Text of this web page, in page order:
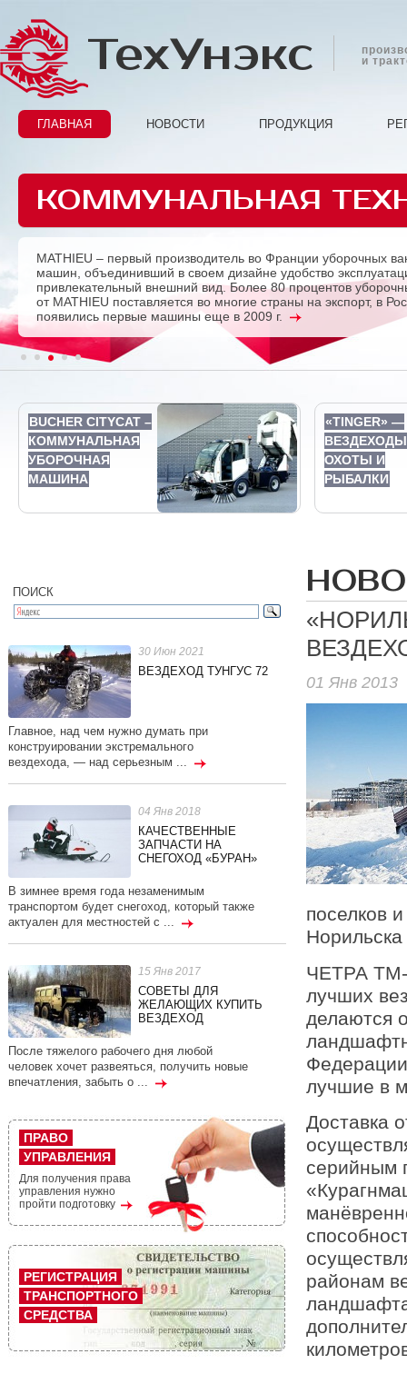
ТехУнэкс
и
ГЛАВНАЯ НОВОСТИ ПРОДУКЦИЯ
КОММУНАЛЬНАЯ
MATHIEU – первый производитель во Франции уборочных
машин, объединивший в своем дизайне удобство
привлекательный внешний вид. Более 80 процентов
от MATHIEU поставляется во многие страны на экспорт, в
появились первые машины еще в 2009 г.
Previous
1 2 3 4 5
BUCHER CITYCAT –
КОММУНАЛЬНАЯ
УБОРОЧНАЯ
МАШИНА
«TINGER» —
ОХОТЫ И
РЫБАЛКИ
01 Янв 2013
поселков
Норильска
ЧЕТРА ТМ-
лучших
делаются
лучшие в
Доставка
серийным
районам
ПОИСК
30 Июн 2021
ВЕЗДЕХОД ТУНГУС 72
Главное, над чем нужно думать при
конструировании экстремального
вездехода, — над серьезным ...
04 Янв 2018
КАЧЕСТВЕННЫЕ
ЗАПЧАСТИ НА
СНЕГОХОД «БУРАН»
В зимнее время года незаменимым
транспортом будет снегоход, который также
актуален для местностей с ...
15 Янв 2017
СОВЕТЫ ДЛЯ
ЖЕЛАЮЩИХ КУПИТЬ
ВЕЗДЕХОД
После тяжелого рабочего дня любой
человек хочет развеяться, получить новые
впечатления, забыть о ...
ПРАВО
УПРАВЛЕНИЯ
Для получения права
управления нужно
пройти подготовку
РЕГИСТРАЦИЯ
ТРАНСПОРТНОГО
СРЕДСТВА